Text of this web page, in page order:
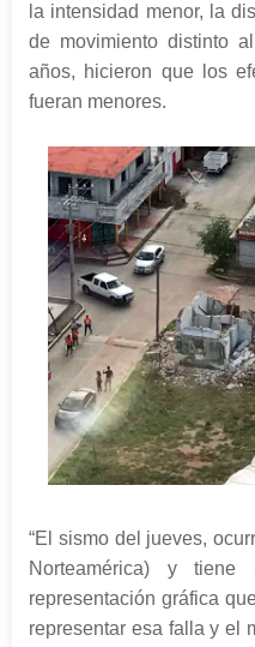
la intensidad menor, la
de movimiento distinto
años, hicieron que los
fueran menores.
“El sismo del jueves,
Norteamérica) y tiene
representación gráfica
representar esa falla y el